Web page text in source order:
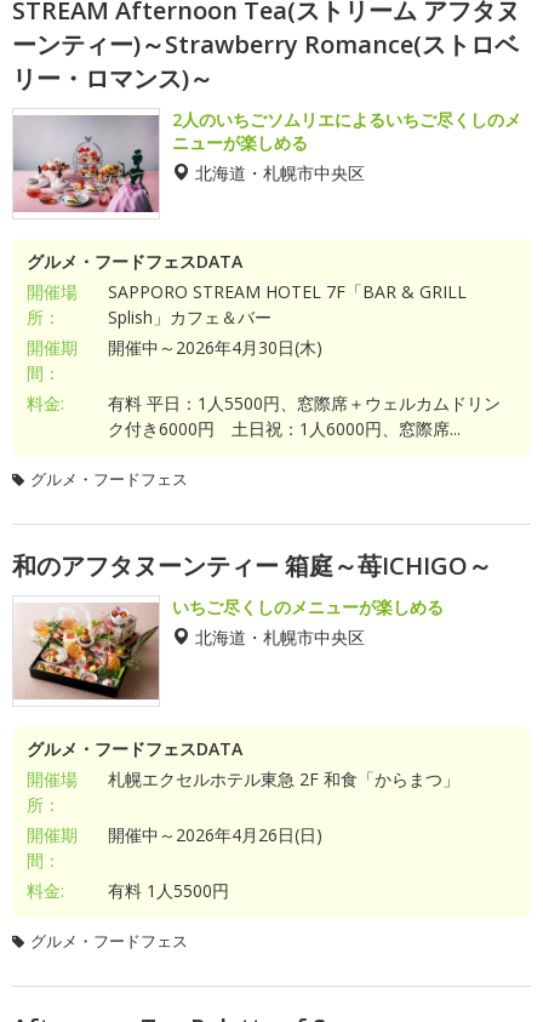
STREAM Afternoon Tea(ストリーム アフタヌ
ーンティー)～Strawberry Romance(ストロベ
リー・ロマンス)～
2人のいちごソムリエによるいちご尽くしのメ
ニューが楽しめる
北海道・札幌市中央区
グルメ・フードフェスDATA
開催場
所：
SAPPORO STREAM HOTEL 7F「BAR & GRILL
Splish」カフェ＆バー
開催期
間：
開催中～2026年4月30日(木)
料金:
有料 平日：1人5500円、窓際席＋ウェルカムドリン
ク付き6000円 土日祝：1人6000円、窓際席...
グルメ・フードフェス
和のアフタヌーンティー 箱庭～苺ICHIGO～
いちご尽くしのメニューが楽しめる
北海道・札幌市中央区
グルメ・フードフェスDATA
開催場
所：
札幌エクセルホテル東急 2F 和食「からまつ」
開催期
間：
開催中～2026年4月26日(日)
料金: 有料 1人5500円
グルメ・フードフェス